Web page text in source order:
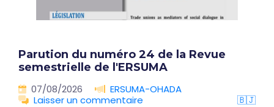
Parution du numéro 24 de la Revue
semestrielle de l'ERSUMA
07/08/2026
ERSUMA-OHADA
Laisser un commentaire
🇧🇯